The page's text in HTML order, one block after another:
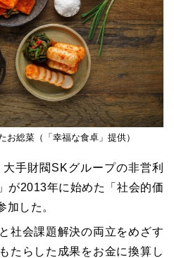
お総菜（「幸福な食卓」提供）
手財閥SKグループの非営利
が2013年に始めた「社会的価
加した。
社会課題解決の両立をめざす
たらした成果をお金に換算し